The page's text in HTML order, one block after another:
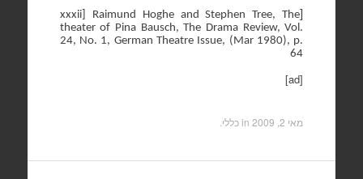
[
xxxii] Raimund Hoghe and Stephen Tree, The
theater of Pina Bausch, The Drama Review, Vol.
24, No. 1, German Theatre Issue, (Mar 1980), p.
64
[ad]
מאי 2, 2009 in כללי.